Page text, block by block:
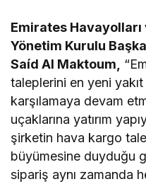
Emirates
Yönetim Kurulu
Saíd Al Maktoum,
taleplerini en yeni
karşılamaya devam
uçaklarına yatırım
şirketin hava kargo
büyümesine duyduğu
sipariş aynı zamanda